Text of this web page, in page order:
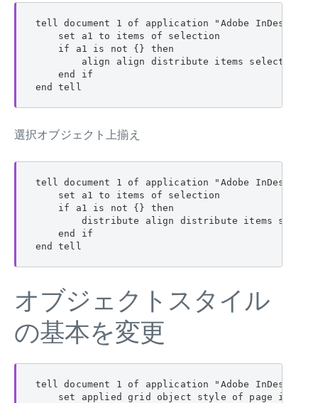
tell document 1 of application "Adobe InDesign
    set a1 to items of selection
    if a1 is not {} then
align align distribute items selection
    end if
end tell
選択オブジェクト上揃え
tell document 1 of application "Adobe InDesign
    set a1 to items of selection
    if a1 is not {} then
distribute align distribute items
    end if
end tell
オブジェクトスタイル
の基本を変更
tell document 1 of application "Adobe InDesign
set applied grid object style of page item